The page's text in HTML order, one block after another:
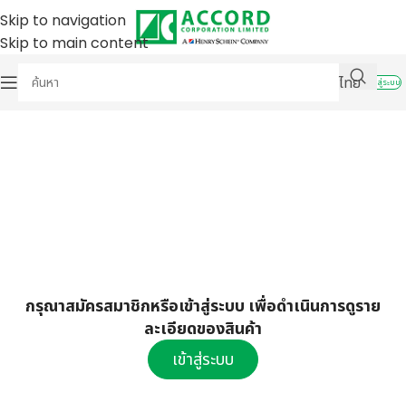
Skip to navigation
Skip to main content
ไทย
เข้าสู่ระบบ
กรุณาสมัครสมาชิกหรือเข้าสู่ระบบ เพื่อดำเนินการดูราย
ละเอียดของสินค้า
เข้าสู่ระบบ